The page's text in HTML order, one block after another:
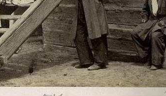
BREAKING NEWS /// НОВОСТИ